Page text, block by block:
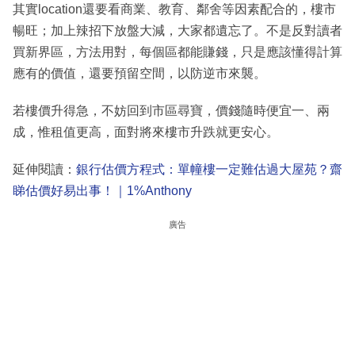
其實location還要看商業、教育、鄰舍等因素配合的，樓市
暢旺；加上辣招下放盤大減，大家都遺忘了。不是反對讀者
買新界區，方法用對，每個區都能賺錢，只是應該懂得計算
應有的價值，還要預留空間，以防逆市來襲。
若樓價升得急，不妨回到市區尋寶，價錢隨時便宜一、兩
成，惟租值更高，面對將來樓市升跌就更安心。
延伸閱讀： 銀行估價方程式：單幢樓一定難估過大屋苑？齋
睇估價好易出事！｜1%Anthony
廣告